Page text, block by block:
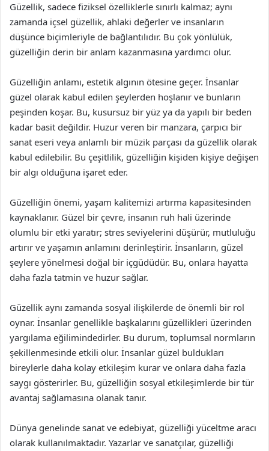
Güzellik, sadece fiziksel özelliklerle sınırlı kalmaz; aynı
zamanda içsel güzellik, ahlaki değerler ve insanların
düşünce biçimleriyle de bağlantılıdır. Bu çok yönlülük,
güzelliğin derin bir anlam kazanmasına yardımcı olur.
Güzelliğin anlamı, estetik algının ötesine geçer. İnsanlar
güzel olarak kabul edilen şeylerden hoşlanır ve bunların
peşinden koşar. Bu, kusursuz bir yüz ya da yapılı bir beden
kadar basit değildir. Huzur veren bir manzara, çarpıcı bir
sanat eseri veya anlamlı bir müzik parçası da güzellik olarak
kabul edilebilir. Bu çeşitlilik, güzelliğin kişiden kişiye değişen
bir algı olduğuna işaret eder.
Güzelliğin önemi, yaşam kalitemizi artırma kapasitesinden
kaynaklanır. Güzel bir çevre, insanın ruh hali üzerinde
olumlu bir etki yaratır; stres seviyelerini düşürür, mutluluğu
artırır ve yaşamın anlamını derinleştirir. İnsanların, güzel
şeylere yönelmesi doğal bir içgüdüdür. Bu, onlara hayatta
daha fazla tatmin ve huzur sağlar.
Güzellik aynı zamanda sosyal ilişkilerde de önemli bir rol
oynar. İnsanlar genellikle başkalarını güzellikleri üzerinden
yargılama eğilimindedirler. Bu durum, toplumsal normların
şekillenmesinde etkili olur. İnsanlar güzel buldukları
bireylerle daha kolay etkileşim kurar ve onlara daha fazla
saygı gösterirler. Bu, güzelliğin sosyal etkileşimlerde bir tür
avantaj sağlamasına olanak tanır.
Dünya genelinde sanat ve edebiyat, güzelliği yüceltme aracı
olarak kullanılmaktadır. Yazarlar ve sanatçılar, güzelliği